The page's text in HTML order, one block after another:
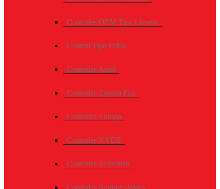
Controles OEM Tipo Llavero
Control Tipo Fobik
Controles Autel
Controles Espada Fija
Controles Europa
Controles KYDZ
Controles Refurbish
Controles Remote Basics